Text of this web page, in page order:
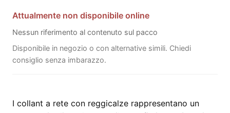
Attualmente non disponibile online
Nessun riferimento al contenuto sul pacco
Disponibile in negozio o con alternative simili. Chiedi
consiglio senza imbarazzo.
I collant a rete con reggicalze rappresentano un